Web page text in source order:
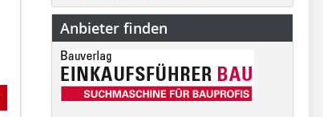
Anbieter finden